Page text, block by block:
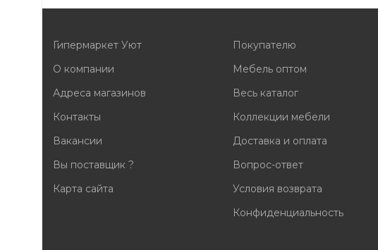
Гипермаркет Уют
О компании
Адреса магазинов
Контакты
Вакансии
Вы поставщик ?
Карта сайта
Покупателю
Мебель оптом
Весь каталог
Коллекции мебели
Доставка и оплата
Вопрос-ответ
Условия возврата
Конфиденциальность